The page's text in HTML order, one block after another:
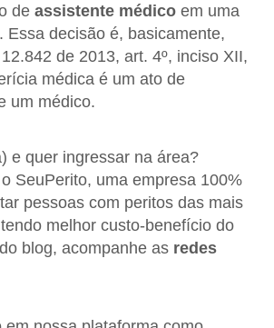
de assistente médico em uma
. Essa decisão é, basicamente,
de 2013, art. 4º, inciso XII,
médica é um ato de
um médico.
e quer ingressar na área?
SeuPerito, uma empresa 100%
pessoas com peritos das mais
melhor custo-benefício do
blog, acompanhe as redes